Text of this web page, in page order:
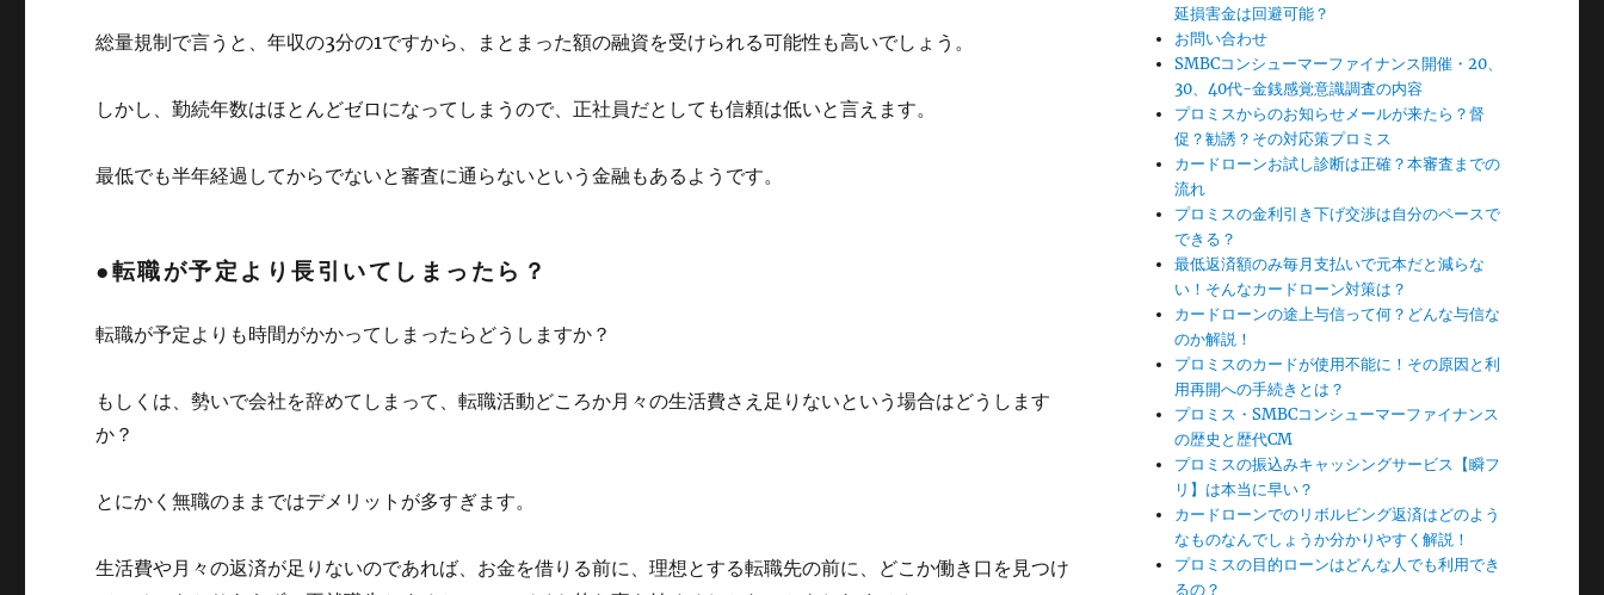
総量規制で言うと、年収の3分の1ですから、まとまった額の融資を受けられる可能性も高いでしょう。
しかし、勤続年数はほとんどゼロになってしまうので、正社員だとしても信頼は低いと言えます。
最低でも半年経過してからでないと審査に通らないという金融もあるようです。
●転職が予定より長引いてしまったら？
転職が予定よりも時間がかかってしまったらどうしますか？
もしくは、勢いで会社を辞めてしまって、転職活動どころか月々の生活費さえ足りないという場合はどうします
か？
とにかく無職のままではデメリットが多すぎます。
生活費や月々の返済が足りないのであれば、お金を借りる前に、理想とする転職先の前に、どこか働き口を見つけ
延損害金は回避可能？
お問い合わせ
SMBCコンシューマーファイナンス開催・20、
30、40代-金銭感覚意識調査の内容
プロミスからのお知らせメールが来たら？督
促？勧誘？その対応策プロミス
カードローンお試し診断は正確？本審査までの
流れ
プロミスの金利引き下げ交渉は自分のペースで
できる？
最低返済額のみ毎月支払いで元本だと減らな
い！そんなカードローン対策は？
カードローンの途上与信って何？どんな与信な
のか解説！
プロミスのカードが使用不能に！その原因と利
用再開への手続きとは？
プロミス・SMBCコンシューマーファイナンス
の歴史と歴代CM
プロミスの振込みキャッシングサービス【瞬フ
リ】は本当に早い？
カードローンでのリボルビング返済はどのよう
なものなんでしょうか分かりやすく解説！
プロミスの目的ローンはどんな人でも利用でき
るの？